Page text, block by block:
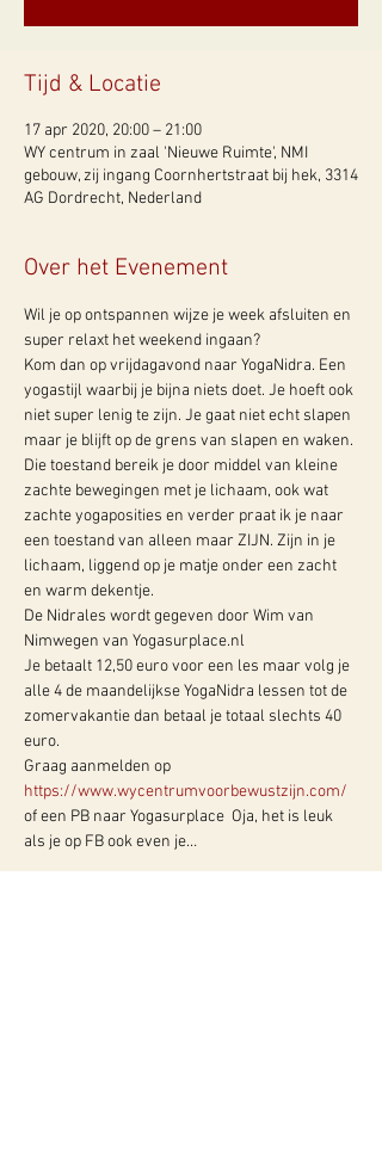
Tijd & Locatie
17 apr 2020, 20:00 – 21:00
WY centrum in zaal 'Nieuwe Ruimte', NMI
gebouw, zij ingang Coornhertstraat bij hek, 3314
AG Dordrecht, Nederland
Over het Evenement
Wil je op ontspannen wijze je week afsluiten en
super relaxt het weekend ingaan?
Kom dan op vrijdagavond naar YogaNidra. Een
yogastijl waarbij je bijna niets doet. Je hoeft ook
niet super lenig te zijn. Je gaat niet echt slapen
maar je blijft op de grens van slapen en waken.
Die toestand bereik je door middel van kleine
zachte bewegingen met je lichaam, ook wat
zachte yogaposities en verder praat ik je naar
een toestand van alleen maar ZIJN. Zijn in je
lichaam, liggend op je matje onder een zacht
en warm dekentje.
De Nidrales wordt gegeven door Wim van
Nimwegen van Yogasurplace.nl
Je betaalt 12,50 euro voor een les maar volg je
alle 4 de maandelijkse YogaNidra lessen tot de
zomervakantie dan betaal je totaal slechts 40
euro.
Graag aanmelden op
https://www.wycentrumvoorbewustzijn.com/
of een PB naar Yogasurplace  Oja, het is leuk
als je op FB ook even je…